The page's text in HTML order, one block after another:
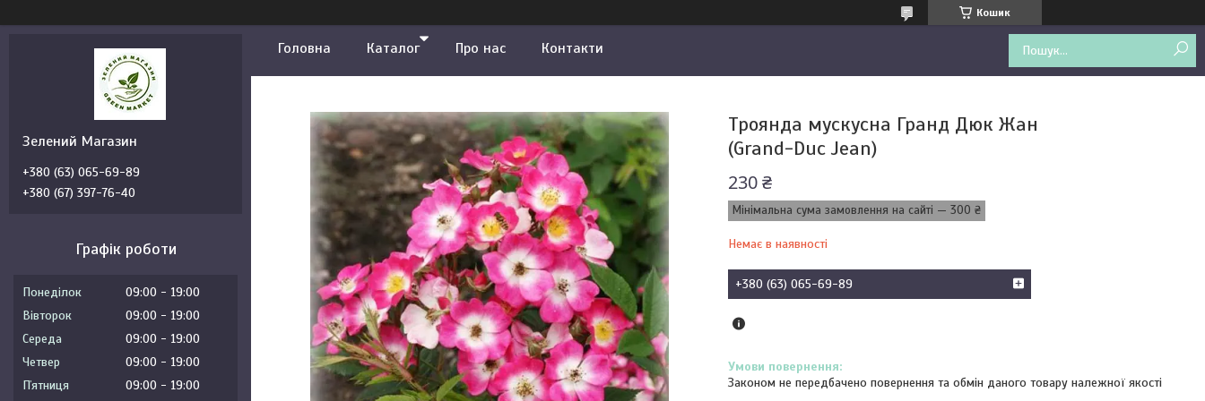
Кошик
Головна Каталог Про нас Контакти
Троянда мускусна Гранд Дюк Жан
(Grand-Duc Jean)
230 ₴
Мінімальна сума замовлення на сайті — 300 ₴
Немає в наявності
+380 (63) 065-69-89
Законом не передбачено повернення та обмін даного товару належної якості
Зелений Магазин
+380 (63) 065-69-89
+380 (67) 397-76-40
Графік роботи
Понеділок 09:00
19:00
Вівторок
09:00
19:00
Середа
09:00
19:00
Четвер
09:00
19:00
Пʼятниця
09:00 19:00